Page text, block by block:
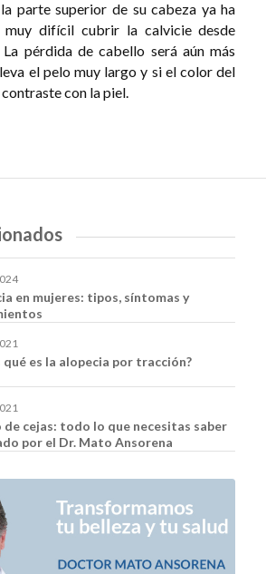
parte superior de su cabeza ya ha
muy difícil cubrir la calvicie desde
pérdida de cabello será aún más
el pelo muy largo y si el color del
con la piel.
en mujeres: tipos, síntomas y
qué es la alopecia por tracción?
cejas: todo lo que necesitas saber
por el Dr. Mato Ansorena